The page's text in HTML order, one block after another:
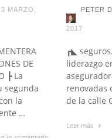
3 MARZO,
DE
┣ La
segunda
la
…
PETER
2017
┏◣
liderazgo
renovadas
de la calle
Leer más